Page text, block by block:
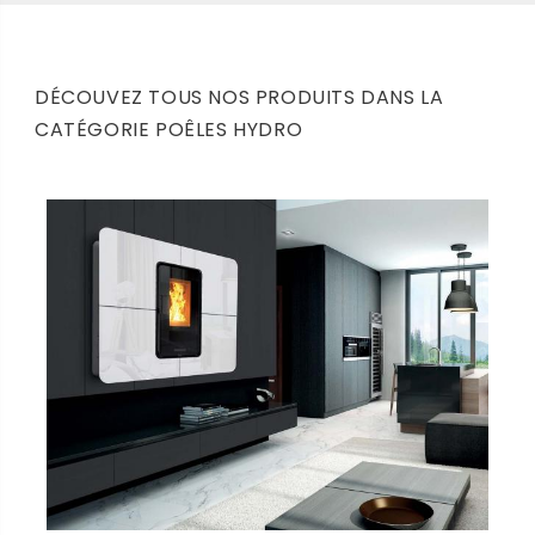
DÉCOUVEZ TOUS NOS PRODUITS DANS LA
CATÉGORIE POÊLES HYDRO